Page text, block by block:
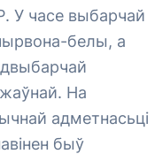
У часе выбарчай
белы, а
На
адметнасьці
быў